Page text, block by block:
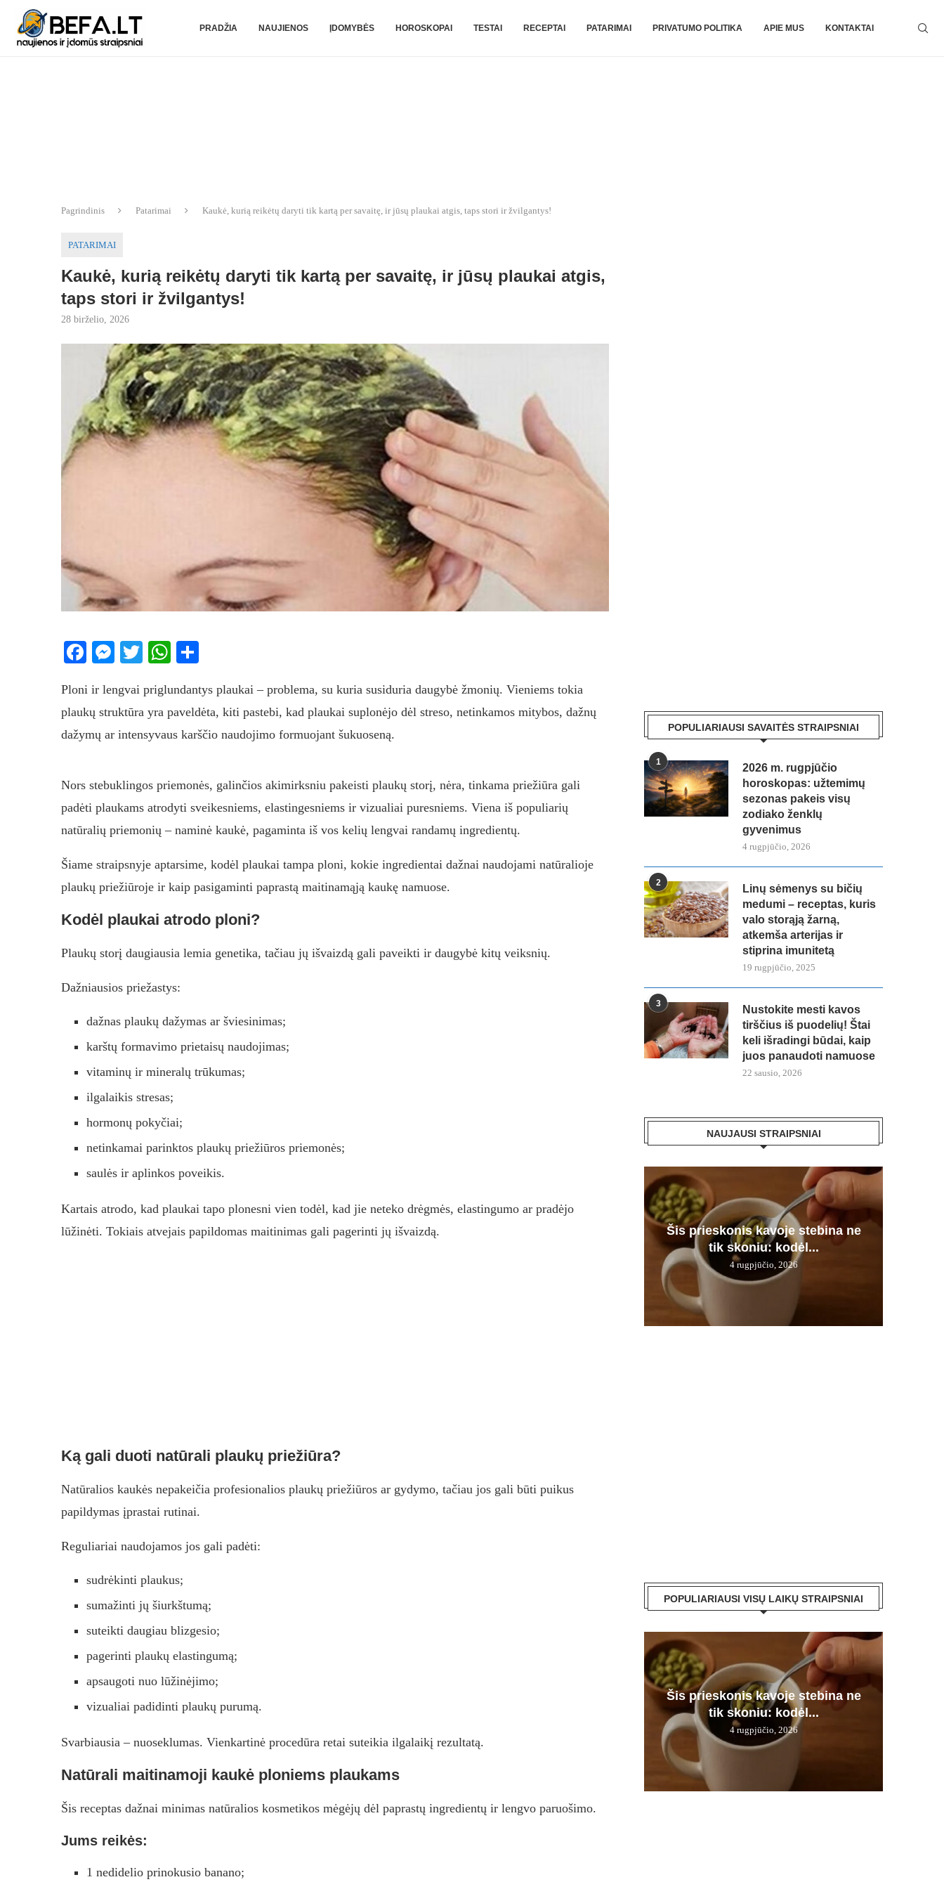
PRADŽIA NAUJIENOS ĮDOMYBĖS HOROSKOPAI TESTAI RECEPTAI PATARIMAI PRIVATUMO POLITIKA APIE MUS KONTAKTAI
Pagrindinis Patarimai Kaukė, kurią reikėtų daryti tik kartą per savaitę, ir jūsų plaukai atgis, taps stori ir žvilgantys!
PATARIMAI
Kaukė, kurią reikėtų daryti tik kartą per savaitę, ir jūsų plaukai atgis,
taps stori ir žvilgantys!
28 birželio, 2026
Facebook
Messenger
TwitterWhatsApp
Ploni ir lengvai priglundantys plaukai – problema, su kuria susiduria daugybė žmonių. Vieniems tokia
plaukų struktūra yra paveldėta, kiti pastebi, kad plaukai suplonėjo dėl streso, netinkamos mitybos, dažnų
dažymų ar intensyvaus karščio naudojimo formuojant šukuoseną.
Nors stebuklingos priemonės, galinčios akimirksniu pakeisti plaukų storį, nėra, tinkama priežiūra gali
padėti plaukams atrodyti sveikesniems, elastingesniems ir vizualiai puresniems. Viena iš populiarių
natūralių priemonių – naminė kaukė, pagaminta iš vos kelių lengvai randamų ingredientų.
Šiame straipsnyje aptarsime, kodėl plaukai tampa ploni, kokie ingredientai dažnai naudojami natūralioje
plaukų priežiūroje ir kaip pasigaminti paprastą maitinamąją kaukę namuose.
Kodėl plaukai atrodo ploni?
Plaukų storį daugiausia lemia genetika, tačiau jų išvaizdą gali paveikti ir daugybė kitų veiksnių.
Dažniausios priežastys:
dažnas plaukų dažymas ar šviesinimas;
karštų formavimo prietaisų naudojimas;
vitaminų ir mineralų trūkumas;
ilgalaikis stresas;
hormonų pokyčiai;
netinkamai parinktos plaukų priežiūros priemonės;
saulės ir aplinkos poveikis.
Kartais atrodo, kad plaukai tapo plonesni vien todėl, kad jie neteko drėgmės, elastingumo ar pradėjo
lūžinėti. Tokiais atvejais papildomas maitinimas gali pagerinti jų išvaizdą.
Ką gali duoti natūrali plaukų priežiūra?
Natūralios kaukės nepakeičia profesionalios plaukų priežiūros ar gydymo, tačiau jos gali būti puikus
papildymas įprastai rutinai.
Reguliariai naudojamos jos gali padėti:
sudrėkinti plaukus;
sumažinti jų šiurkštumą;
suteikti daugiau blizgesio;
pagerinti plaukų elastingumą;
apsaugoti nuo lūžinėjimo;
vizualiai padidinti plaukų purumą.
Svarbiausia – nuoseklumas. Vienkartinė procedūra retai suteikia ilgalaikį rezultatą.
Natūrali maitinamoji kaukė ploniems plaukams
Šis receptas dažnai minimas natūralios kosmetikos mėgėjų dėl paprastų ingredientų ir lengvo paruošimo.
Jums reikės:
1 nedidelio prinokusio banano;
POPULIARIAUSI SAVAITĖS STRAIPSNIAI
1
2026 m. rugpjūčio
horoskopas: užtemimų
sezonas pakeis visų
zodiako ženklų
gyvenimus
4 rugpjūčio, 2026
2
Linų sėmenys su bičių
medumi – receptas, kuris
valo storąją žarną,
atkemša arterijas ir
stiprina imunitetą
19 rugpjūčio, 2025
3
Nustokite mesti kavos
tirščius iš puodelių! Štai
keli išradingi būdai, kaip
juos panaudoti namuose
22 sausio, 2026
NAUJAUSI STRAIPSNIAI
Šis prieskonis kavoje stebina ne
tik skoniu: kodėl...
4 rugpjūčio, 2026
POPULIARIAUSI VISŲ LAIKŲ STRAIPSNIAI
Šis prieskonis kavoje stebina ne
tik skoniu: kodėl...
4 rugpjūčio, 2026